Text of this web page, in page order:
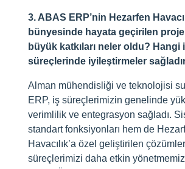
3. ABAS ERP’nin Hezarfen
bünyesinde hayata geçirilen
büyük katkıları neler oldu? Hangi
süreçlerinde iyileştirmeler
Alman mühendisliği ve teknolojisi
ERP, iş süreçlerimizin genelinde
verimlilik ve entegrasyon sağladı.
standart fonksiyonları hem de
Havacılık’a özel geliştirilen
süreçlerimizi daha etkin